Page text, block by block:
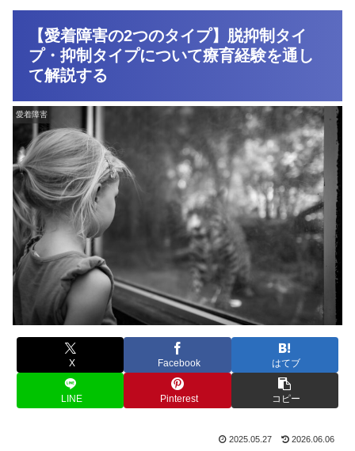
【愛着障害の2つのタイプ】脱抑制タイ
プ・抑制タイプについて療育経験を通し
て解説する
愛着障害
X Facebook はてブ
LINE Pinterest コピー
2025.05.27 2026.06.06